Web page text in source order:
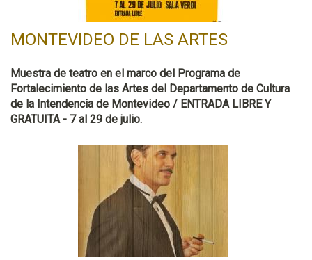
MONTEVIDEO DE LAS ARTES
Muestra de teatro en el marco del Programa de
Fortalecimiento de las Artes del Departamento de Cultura
de la Intendencia de Montevideo / ENTRADA LIBRE Y
GRATUITA - 7 al 29 de julio.